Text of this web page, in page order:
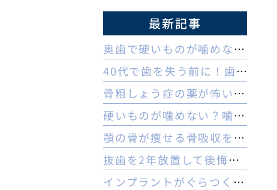
最新記事
奥歯で硬いものが噛めない理由とは？ヒビや内部炎症の疑いと対策
40代で歯を失う前に！歯周病のセルフチェックと守る予防法
骨粗しょう症の薬が怖い方へ。顎骨壊死リスクを防ぐ3つの対策
硬いものが噛めない？噛む力の低下と認知症の関係と受診の目安
顎の骨が痩せる骨吸収を放置…治療は難しい？手遅れを防ぐ3つの対策
抜歯を2年放置して後悔…今からでもインプラントはできる？
インプラントがぐらつく！受診前にやるべき応急処置とNG行動一覧